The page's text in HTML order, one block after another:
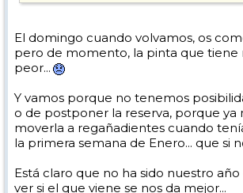
El domingo cuando volvamos, os
pero de momento, la pinta que tiene
peor...
Y vamos porque no tenemos
o de postponer la reserva, porque ya
moverla a regañadientes cuando
la primera semana de Enero... que si
Está claro que no ha sido nuestro
ver si el que viene se nos da mejor...